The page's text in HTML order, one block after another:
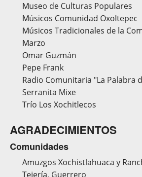
Museo de Culturas Populares
Músicos Comunidad Oxoltepec
Músicos Tradicionales de la
Marzo
Omar Guzmán
Pepe Frank
Radio Comunitaria "La Palabra
Serranita Mixe
Trío Los Xochitlecos
AGRADECIMIENTOS
Comunidades
Amuzgos Xochistlahuaca y
Tejería, Guerrero